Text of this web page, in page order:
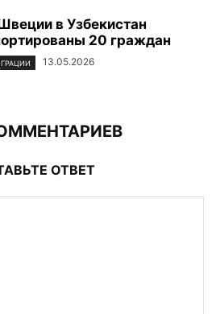
в Узбекистан
20 граждан
13.05.2026
ОТВЕТ